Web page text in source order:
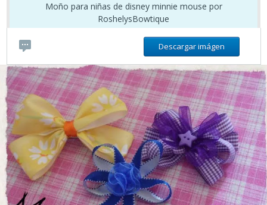
Moño para niñas de disney minnie mouse por
RoshelysBowtique
Descargar imágen